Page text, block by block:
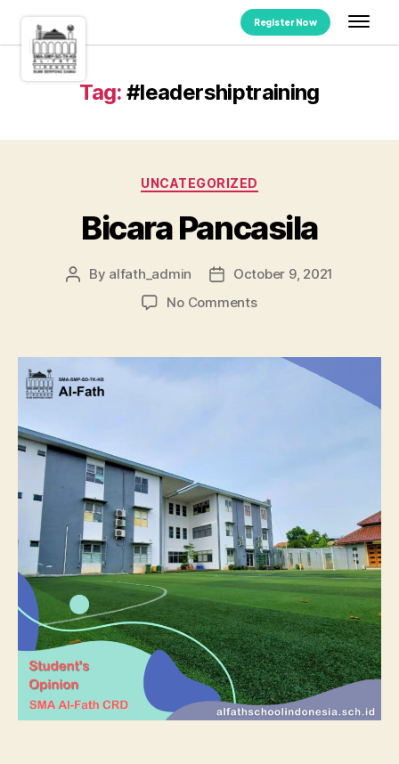
Register Now
Tag: #leadershiptraining
UNCATEGORIZED
Bicara Pancasila
By alfath_admin
October 9, 2021
No Comments